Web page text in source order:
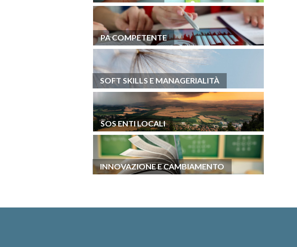
PA COMPETENTE
SOFT SKILLS E MANAGERIALITÀ
SOS ENTI LOCALI
INNOVAZIONE E CAMBIAMENTO